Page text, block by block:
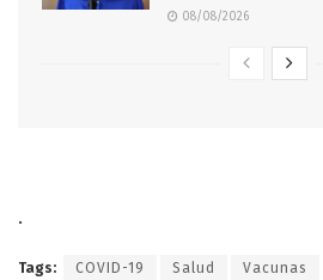
08/08/2026
.
Tags: COVID-19 Salud Vacunas